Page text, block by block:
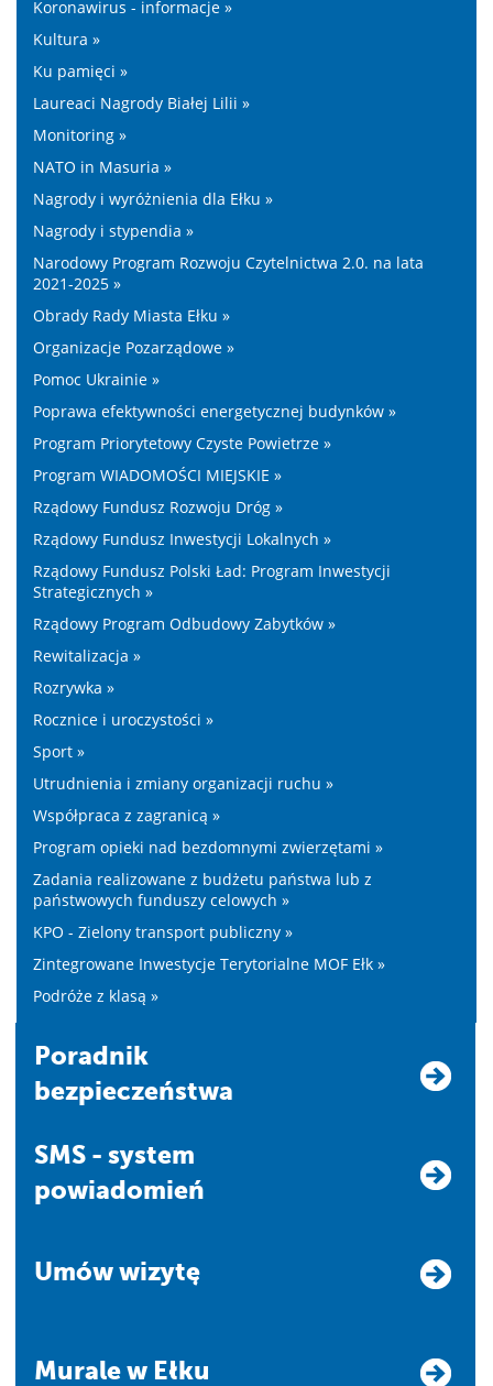
Koronawirus - informacje »
Kultura »
Ku pamięci »
Laureaci Nagrody Białej Lilii »
Monitoring »
NATO in Masuria »
Nagrody i wyróżnienia dla Ełku »
Nagrody i stypendia »
Narodowy Program Rozwoju Czytelnictwa 2.0. na lata
2021-2025 »
Obrady Rady Miasta Ełku »
Organizacje Pozarządowe »
Pomoc Ukrainie »
Poprawa efektywności energetycznej budynków »
Program Priorytetowy Czyste Powietrze »
Program WIADOMOŚCI MIEJSKIE »
Rządowy Fundusz Rozwoju Dróg »
Rządowy Fundusz Inwestycji Lokalnych »
Rządowy Fundusz Polski Ład: Program Inwestycji
Strategicznych »
Rządowy Program Odbudowy Zabytków »
Rewitalizacja »
Rozrywka »
Rocznice i uroczystości »
Sport »
Utrudnienia i zmiany organizacji ruchu »
Współpraca z zagranicą »
Program opieki nad bezdomnymi zwierzętami »
Zadania realizowane z budżetu państwa lub z
państwowych funduszy celowych »
KPO - Zielony transport publiczny »
Zintegrowane Inwestycje Terytorialne MOF Ełk »
Podróże z klasą »
Poradnik
bezpieczeństwa
SMS - system
powiadomień
Umów wizytę
Murale w Ełku